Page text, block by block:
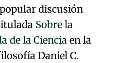
discusión
Sobre la
de la Ciencia en la
Daniel C.